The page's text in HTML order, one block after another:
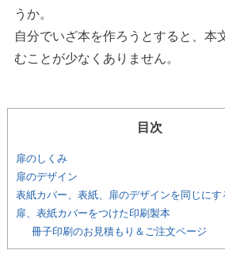
うか。
自分でいざ本を作ろうとすると、本
むことが少なくありません。
目次
扉のしくみ
扉のデザイン
表紙カバー、表紙、扉のデザインを同じにす
扉、表紙カバーをつけた印刷製本
冊子印刷のお見積もり＆ご注文ページ